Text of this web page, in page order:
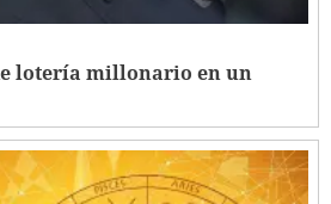
lotería millonario en un